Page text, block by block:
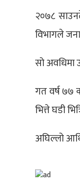
२०७८
विभागले
सो अवधिमा
गत वर्ष ७७
भित्ते घडी
अघिल्लो